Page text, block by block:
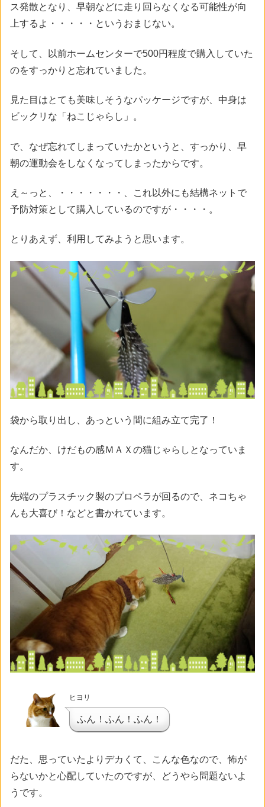
ス発散となり、早朝などに走り回らなくなる可能性が向
上するよ・・・・・というおまじない。
そして、以前ホームセンターで500円程度で購入していた
のをすっかりと忘れていました。
見た目はとても美味しそうなパッケージですが、中身は
ビックリな「ねこじゃらし」。
で、なぜ忘れてしまっていたかというと、すっかり、早
朝の運動会をしなくなってしまったからです。
え～っと、・・・・・・・、これ以外にも結構ネットで
予防対策として購入しているのですが・・・・。
とりあえず、利用してみようと思います。
袋から取り出し、あっという間に組み立て完了！
なんだか、けだもの感ＭＡＸの猫じゃらしとなっていま
す。
先端のプラスチック製のプロペラが回るので、ネコちゃ
んも大喜び！などと書かれています。
ヒヨリ
ふん！ふん！ふん！
だた、思っていたよりデカくて、こんな色なので、怖が
らないかと心配していたのですが、どうやら問題ないよ
うです。